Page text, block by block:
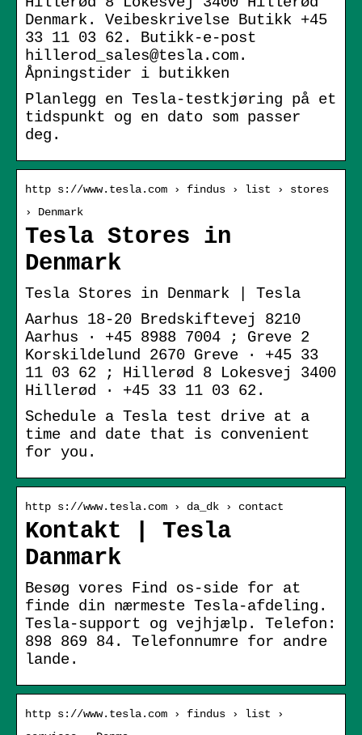
Denmark. Veibeskrivelse Butikk +45
33 11 03 62. Butikk-e-post
hillerod_sales@tesla.com.
Åpningstider i butikken
Planlegg en Tesla-testkjøring på et
tidspunkt og en dato som passer
deg.
http s://www.tesla.com › findus › list › stores
› Denmark
Tesla Stores in
Denmark
Tesla Stores in Denmark | Tesla
Aarhus 18-20 Bredskiftevej 8210
Aarhus · +45 8988 7004 ; Greve 2
Korskildelund 2670 Greve · +45 33
11 03 62 ; Hillerød 8 Lokesvej 3400
Hillerød · +45 33 11 03 62.
Schedule a Tesla test drive at a
time and date that is convenient
for you.
http s://www.tesla.com › da_dk › contact
Kontakt | Tesla
Danmark
Besøg vores Find os-side for at
finde din nærmeste Tesla-afdeling.
Tesla-support og vejhjælp. Telefon:
898 869 84. Telefonnumre for andre
lande.
http s://www.tesla.com › findus › list ›